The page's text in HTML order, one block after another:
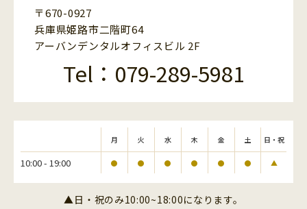
〒670-0927
兵庫県姫路市二階町64
アーバンデンタルオフィスビル 2F
Tel：079-289-5981
月 火 水 木 金 土 日・祝
10:00 - 19:00 ● ● ● ● ● ● ▲
▲日・祝のみ10:00~18:00になります。